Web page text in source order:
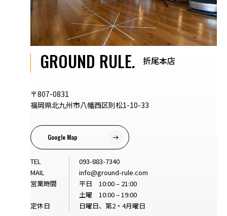
GROUND RULE. 折尾本店
〒807-0831
福岡県北九州市八幡西区則松1-10-33
Google Map
TEL
093-883-7340
MAIL
info@ground-rule.com
営業時間
平日 10:00 – 21:00
土曜 10:00 – 19:00
定休日
日曜日、第2・4月曜日